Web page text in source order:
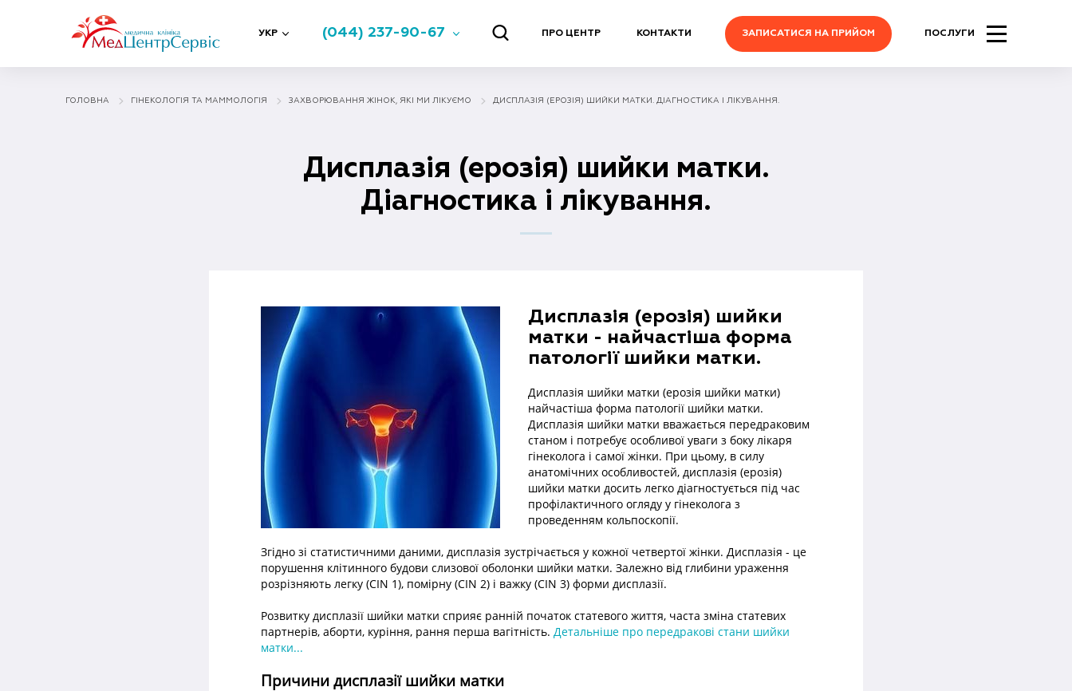
УКР (044) 237-90-67 ПРО ЦЕНТР КОНТАКТИ ЗАПИСАТИСЯ НА ПРИЙОМ ПОСЛУГИ
ГОЛОВНА ГІНЕКОЛОГІЯ ТА МАММОЛОГIЯ ЗАХВОРЮВАННЯ ЖІНОК, ЯКІ МИ ЛІКУЄМО ДИСПЛАЗІЯ (ЕРОЗІЯ) ШИЙКИ МАТКИ. ДІАГНОСТИКА І ЛІКУВАННЯ.
Дисплазія (ерозія) шийки матки.
Діагностика і лікування.
Дисплазія (ерозія) шийки
матки - найчастіша форма
патології шийки матки.
Дисплазія шийки матки (ерозія шийки матки)
найчастіша форма патології шийки матки.
Дисплазія шийки матки вважається передраковим
станом і потребує особливої уваги з боку лікаря
гінеколога і самої жінки. При цьому, в силу
анатомічних особливостей, дисплазія (ерозія)
шийки матки досить легко діагностується під час
профілактичного огляду у гінеколога з
проведенням кольпоскопії.
Згідно зі статистичними даними, дисплазія зустрічається у кожної четвертої жінки. Дисплазія - це
порушення клітинного будови слизової оболонки шийки матки. Залежно від глибини ураження
розрізняють легку (CIN 1), помірну (CIN 2) і важку (CIN 3) форми дисплазії.
Розвитку дисплазії шийки матки сприяє ранній початок статевого життя, часта зміна статевих
партнерів, аборти, куріння, рання перша вагітність. Детальніше про передракові стани шийки
матки...
Причини дисплазії шийки матки